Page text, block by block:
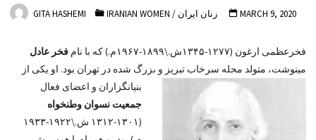
GITA HASHEMI IRANIAN WOMEN / زنان ایران MARCH 9, 2020
فخرعظمی ارغون (۱۲۷۷-۱۳۴۵ش.\۱۸۹۹-۱۹۶۷م.) که با نام
فخر عادل
مینوشت، متولد محله سرخاب تبریز و بزرگ شده در تهران بود. او یکی از
بنیانگزاران و اعضای فعال
جمعیت نسوان وطنخواه
(۱۳۰۱-۱۳۱۲ ش.\۱۹۲۲-۱۹۳۳